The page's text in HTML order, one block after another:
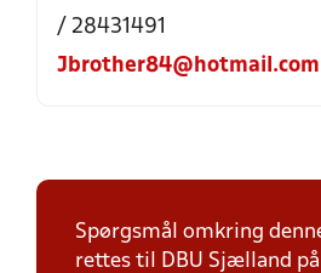
/ 28431491
Jbrother84@hotmail.com
Spørgsmål omkring
rettes til DBU Sjælland på